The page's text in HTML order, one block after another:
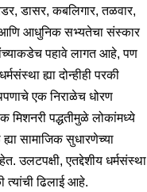
डासर, कबलिगार, तळवार,
आणि आधुनिक सभ्यतेचा संस्कार
पहावे लागत आहे, पण
ह्या दोन्हीही परकी
एक निराळेच धोरण
मिशनरी पद्धतीमुळे लोकांमध्ये
सामाजिक सुधारणेच्या
उलटपक्षी, एतद्देशीय धर्मसंस्था
त्यांची ढिलाई आहे.